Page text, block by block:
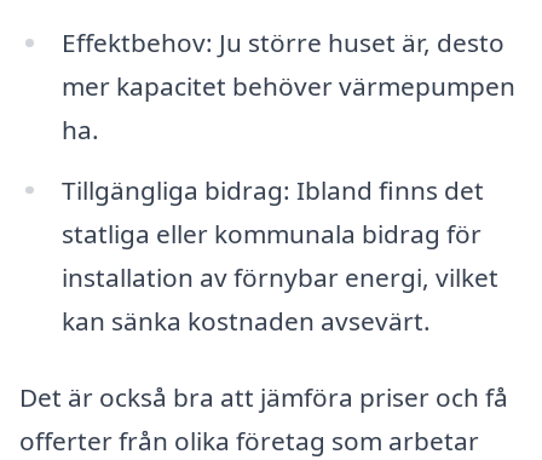
Effektbehov: Ju större huset är, desto
mer kapacitet behöver värmepumpen
ha.
Tillgängliga bidrag: Ibland finns det
statliga eller kommunala bidrag för
installation av förnybar energi, vilket
kan sänka kostnaden avsevärt.
Det är också bra att jämföra priser och få
offerter från olika företag som arbetar